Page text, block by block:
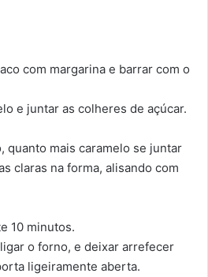
com margarina e barrar com o
e juntar as colheres de açúcar.
quanto mais caramelo se juntar
claras na forma, alisando com
10 minutos.
o forno, e deixar arrefecer
ligeiramente aberta.